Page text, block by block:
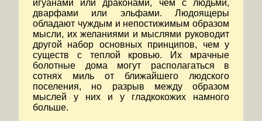
игуанами или драконами, чем с людьми,
дварфами или эльфами. Людоящеры
обладают чуждым и непостижимым образом
мысли, их желаниями и мыслями руководит
другой набор основных принципов, чем у
существ с теплой кровью. Их мрачные
болотные дома могут располагаться в
сотнях миль от ближайшего людского
поселения, но разрыв между образом
мыслей у них и у гладкокожих намного
больше.